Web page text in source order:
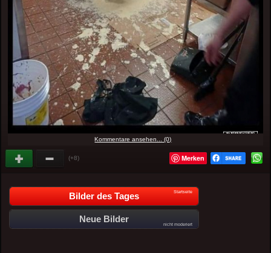
Kommentare ansehen... (0)
(+8) Merken
Bilder des Tages Startseite
Neue Bilder
nicht moderiert